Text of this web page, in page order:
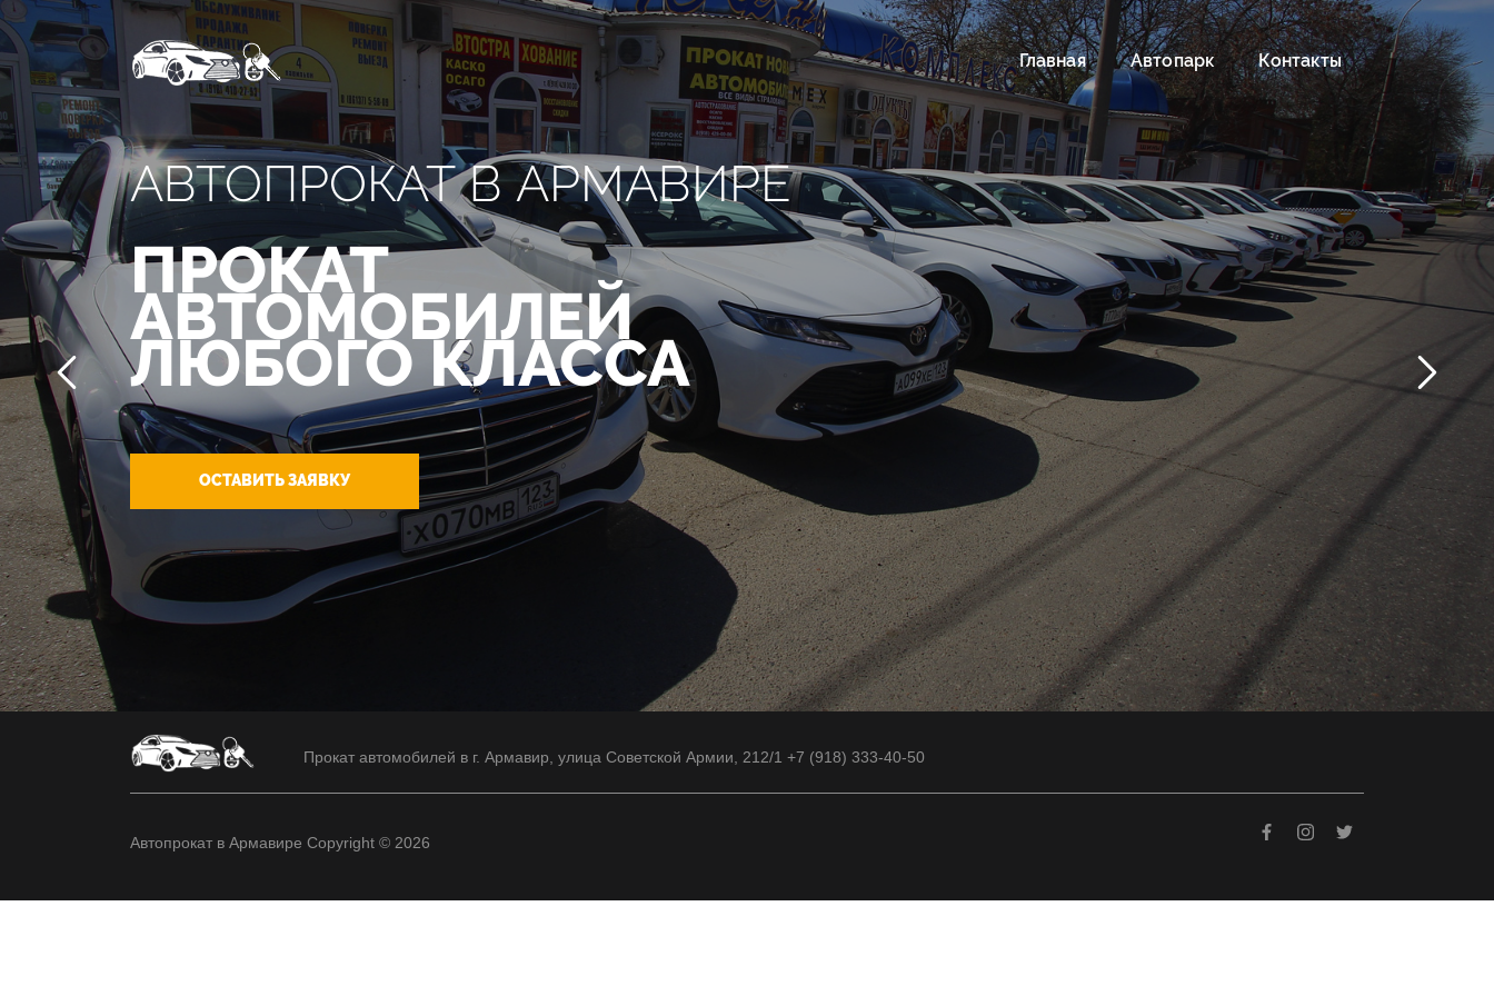
Главная Автопарк Контакты
АВТОПРОКАТ В АРМАВИРЕ
ПРОКАТ
АВТОМОБИЛЕЙ
ЛЮБОГО КЛАССА
ОСТАВИТЬ ЗАЯВКУ
Прокат автомобилей в г. Армавир, улица Советской Армии, 212/1 +7 (918) 333-40-50
Автопрокат в Армавире Copyright © 2026